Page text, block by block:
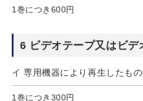
1巻につき600円
6 ビデオテープ又はビデ
イ 専用機器により再生したも
1巻につき300円